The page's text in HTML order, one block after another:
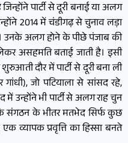
पार्टी से दूरी बनाई या अलग
2014 में चंडीगढ़ से चुनाव लड़ा
उनके अलग होने के पीछे पंजाब की
असहमति बताई जाती है। इसी
दौर में पार्टी से दूरी बना ली
गांधी), जो पटियाला से सांसद रहे,
उन्होंने भी पार्टी से अलग राह चुन
संगठन के भीतर मतभेद सिर्फ कुछ
व्यापक प्रवृत्ति का हिस्सा बनते